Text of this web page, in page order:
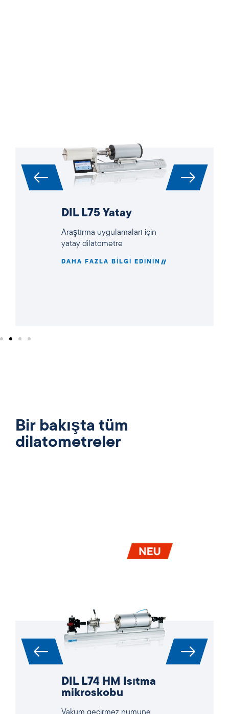
DIL L75 Yatay
Araştırma uygulamaları için
yatay dilatometre
DAHA FAZLA BILGI EDININ
Bir bakışta tüm
dilatometreler
DIL L74 HM Isıtma
mikroskobu
Vakum geçirmez numune